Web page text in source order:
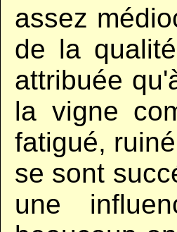
assez
de la
attribuée
la vigne
fatigué,
se sont
une